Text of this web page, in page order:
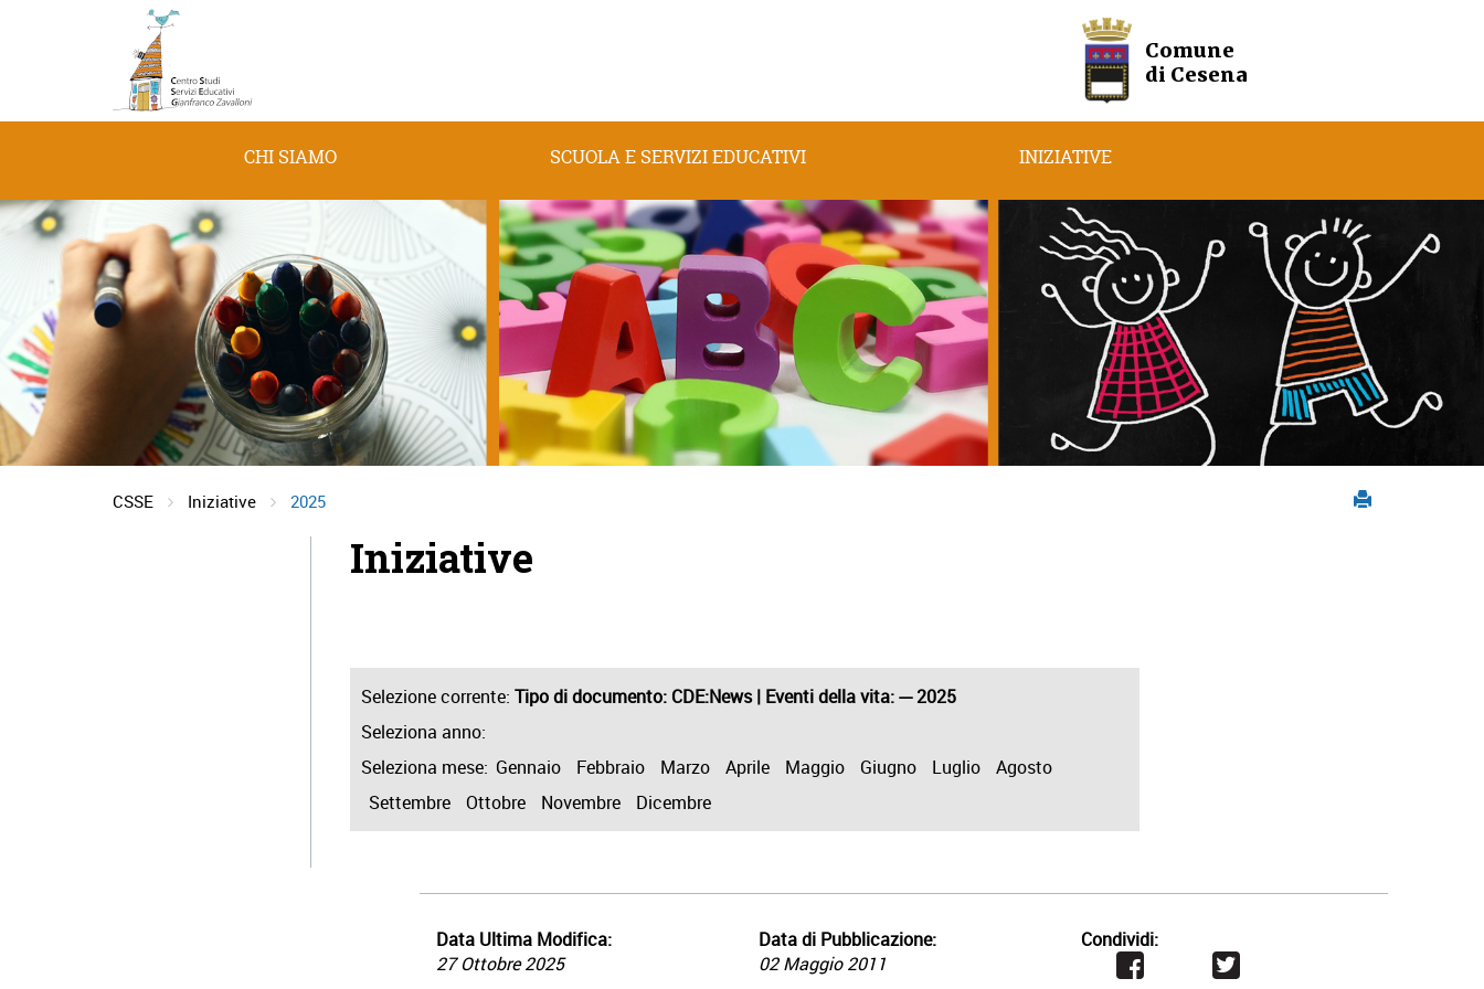
Comune
di Cesena
CHI SIAMO SCUOLA E SERVIZI EDUCATIVI INIZIATIVE
CSSE Iniziative 2025
Iniziative
Selezione corrente: Tipo di documento: CDE:News | Eventi della vita: --- 2025
Seleziona anno:
Seleziona mese: Gennaio Febbraio Marzo Aprile Maggio Giugno Luglio
Agosto
Settembre
Ottobre Novembre Dicembre
Data Ultima Modifica:
27 Ottobre 2025
Data di Pubblicazione:
02 Maggio 2011
Condividi: